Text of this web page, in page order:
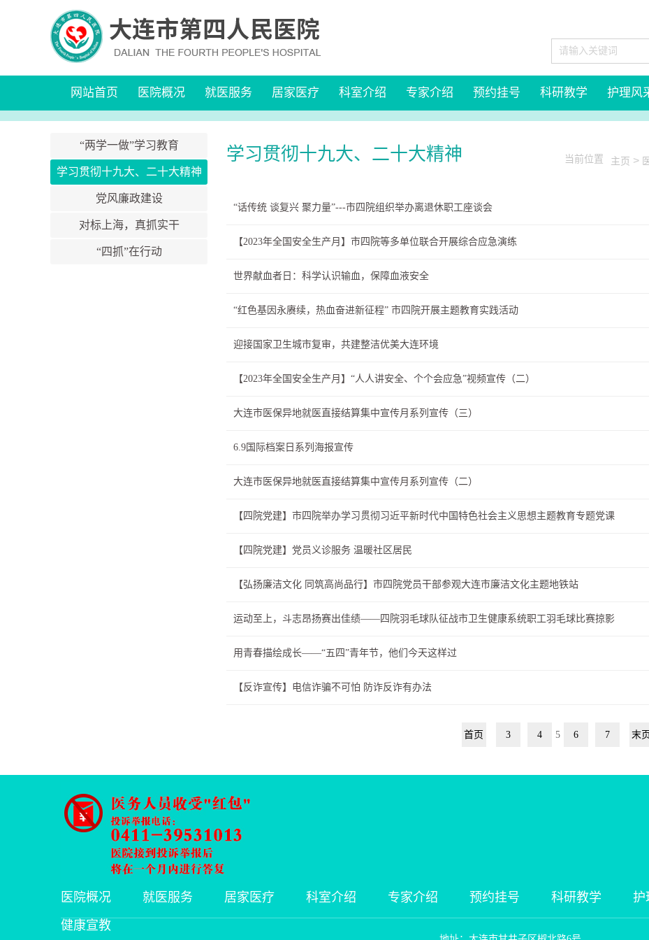
网站首页 医院概况 就医服务 居家医疗 科室介绍 专家介绍 预约挂号 科研教学 护理风
“两学一做”学习教育
学习贯彻十九大、二十大精神
党风廉政建设
对标上海，真抓实干
“四抓”在行动
学习贯彻十九大、二十大精神 当前位置 主页 >
“话传统 谈复兴 聚力量”---市四院组织举办离退休职工座谈会
【2023年全国安全生产月】市四院等多单位联合开展综合应急演练
世界献血者日：科学认识输血，保障血液安全
“红色基因永赓续，热血奋进新征程” 市四院开展主题教育实践活动
迎接国家卫生城市复审，共建整洁优美大连环境
【2023年全国安全生产月】“人人讲安全、个个会应急”视频宣传（二）
大连市医保异地就医直接结算集中宣传月系列宣传（三）
6.9国际档案日系列海报宣传
大连市医保异地就医直接结算集中宣传月系列宣传（二）
【四院党建】市四院举办学习贯彻习近平新时代中国特色社会主义思想主题教育专题党课
【四院党建】党员义诊服务 温暖社区居民
【弘扬廉洁文化 同筑高尚品行】市四院党员干部参观大连市廉洁文化主题地铁站
运动至上，斗志昂扬赛出佳绩——四院羽毛球队征战市卫生健康系统职工羽毛球比赛掠影
用青春描绘成长——“五四”青年节，他们今天这样过
【反诈宣传】电信诈骗不可怕 防诈反诈有办法
首页 3 4 5 6 7 末页
医院概况 就医服务 居家医疗 科室介绍 专家介绍 预约挂号 科研教学 护
健康宣教